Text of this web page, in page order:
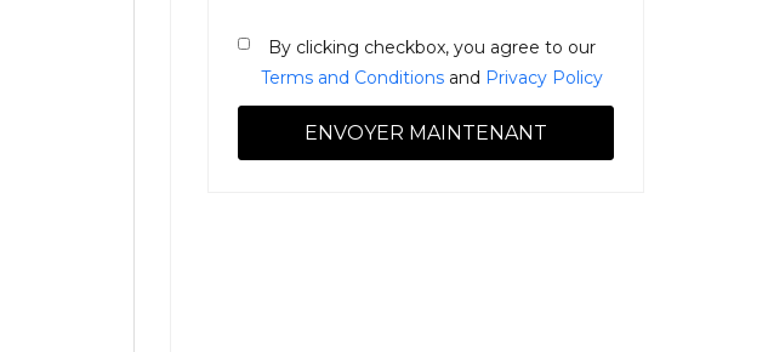
By clicking checkbox, you agree to our
Terms and Conditionsand Privacy Policy